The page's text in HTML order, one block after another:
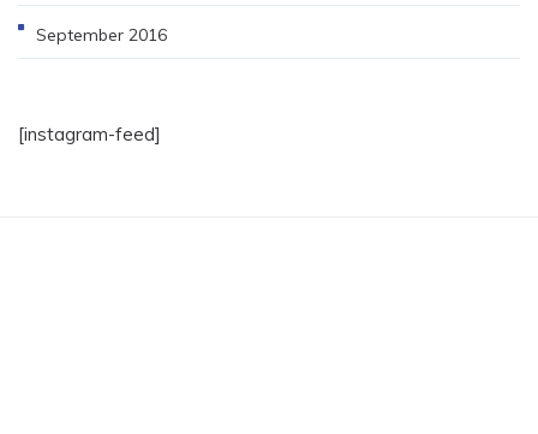
September 2016
[instagram-feed]